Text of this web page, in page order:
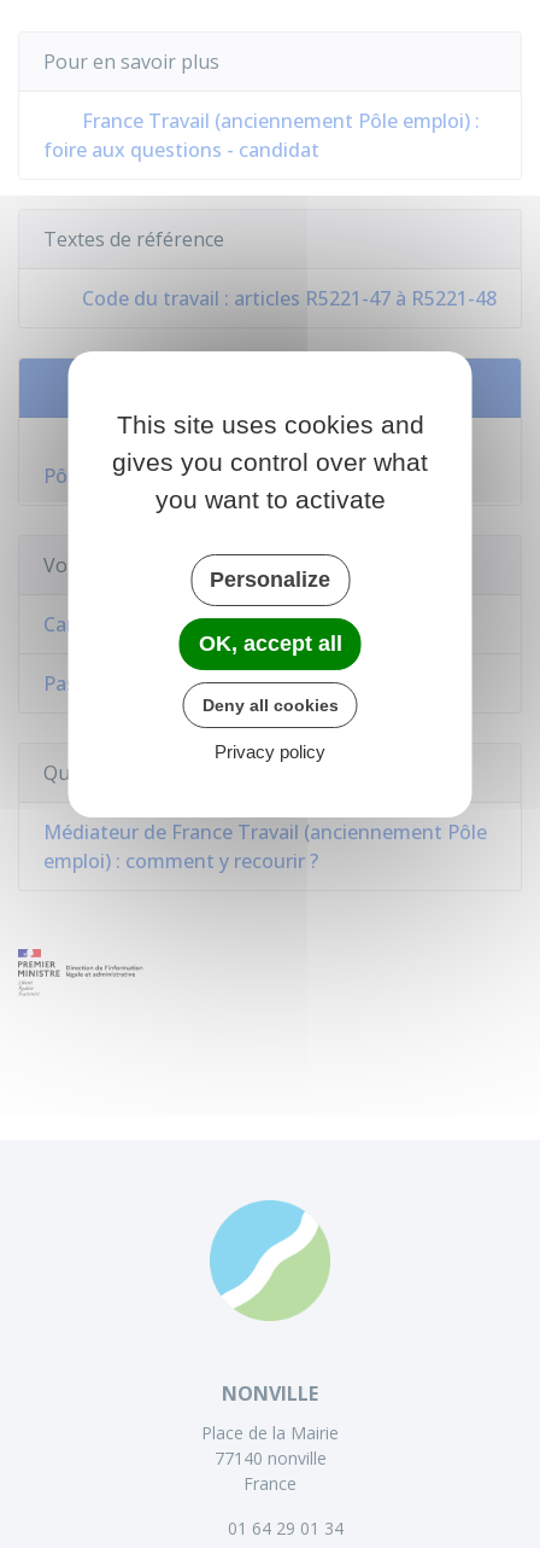
Pour en savoir plus
France Travail (anciennement Pôle emploi) :
foire aux questions - candidat
Textes de référence
Code du travail : articles R5221-47 à R5221-48
S'inscrire à France Travail (anciennement
Pôle emploi)
Voir aussi
Carte d'identité
Passeport
Questions ? Réponses !
Médiateur de France Travail (anciennement Pôle
emploi) : comment y recourir ?
NONVILLE
Place de la Mairie
77140 nonville
France
01 64 29 01 34
This site uses cookies and
gives you control over what
you want to activate
Personalize
OK, accept all
Deny all cookies
Privacy policy